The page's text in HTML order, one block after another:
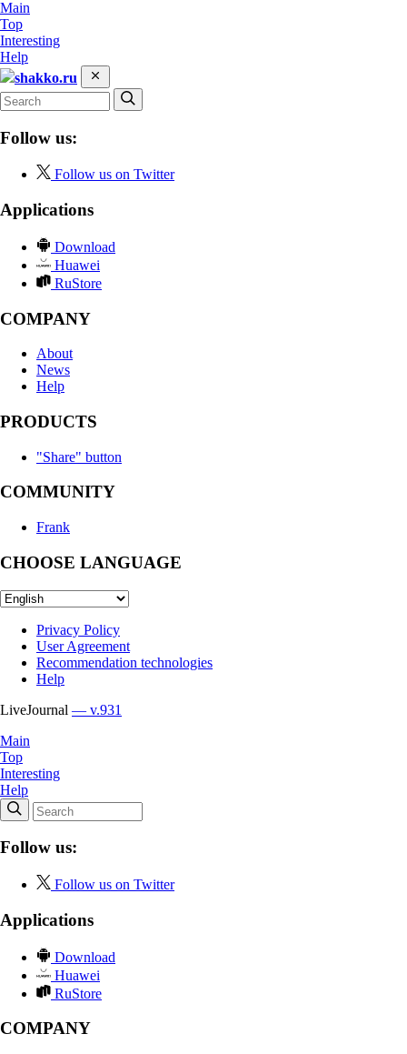
Main
Top
Interesting
Help
shakko.ru
Follow us:
Follow us on Twitter
Applications
Download
Huawei
RuStore
COMPANY
About
News
Help
PRODUCTS
"Share" button
COMMUNITY
Frank
CHOOSE LANGUAGE
Privacy Policy
User Agreement
Recommendation technologies
Help
LiveJournal — v.931
Main
Top
Interesting
Help
Follow us:
Follow us on Twitter
Applications
Download
Huawei
RuStore
COMPANY